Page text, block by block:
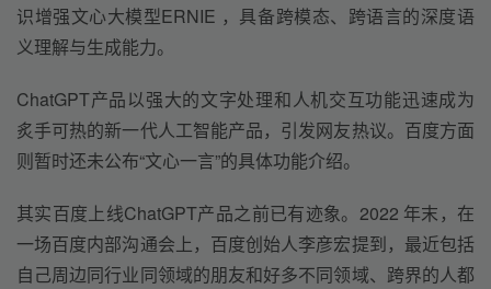
识增强文心大模型ERNIE ，具备跨模态、跨语言的深度语
义理解与生成能力。
ChatGPT产品以强大的文字处理和人机交互功能迅速成为
炙手可热的新一代人工智能产品，引发网友热议。百度方面
则暂时还未公布“文心一言”的具体功能介绍。
其实百度上线ChatGPT产品之前已有迹象。2022 年末，在
一场百度内部沟通会上，百度创始人李彦宏提到，最近包括
自己周边同行业同领域的朋友和好多不同领域、跨界的人都